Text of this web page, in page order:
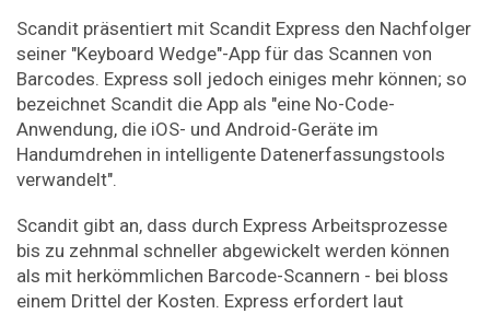
Scandit präsentiert mit Scandit Express den Nachfolger
seiner "Keyboard Wedge"-App für das Scannen von
Barcodes. Express soll jedoch einiges mehr können; so
bezeichnet Scandit die App als "eine No-Code-
Anwendung, die iOS- und Android-Geräte im
Handumdrehen in intelligente Datenerfassungstools
verwandelt".
Scandit gibt an, dass durch Express Arbeitsprozesse
bis zu zehnmal schneller abgewickelt werden können
als mit herkömmlichen Barcode-Scannern - bei bloss
einem Drittel der Kosten. Express erfordert laut